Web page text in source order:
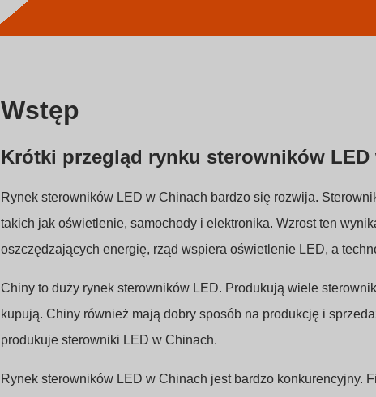
Wstęp
Krótki przegląd rynku sterowników LED
Rynek sterowników LED w Chinach bardzo się rozwija.
takich jak oświetlenie, samochody i elektronika. Wzrost ten
oszczędzających energię, rząd wspiera oświetlenie LED, a
Chiny to duży rynek sterowników LED. Produkują wiele
kupują. Chiny również mają dobry sposób na produkcję i
produkuje sterowniki LED w Chinach.
Rynek sterowników LED w Chinach jest bardzo konkurencyjny.